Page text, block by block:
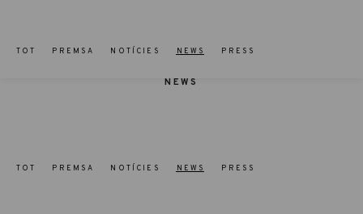
NEWS
TOT PREMSA NOTÍCIES NEWS PRESS
TOT PREMSA NOTÍCIES NEWS PRESS